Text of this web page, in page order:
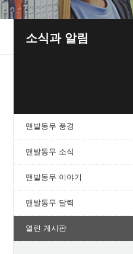
소식과 알림
맨발동무 풍경
맨발동무 소식
맨발동무 이야기
맨발동무 달력
열린 게시판